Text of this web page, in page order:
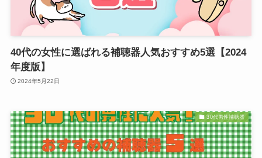
40代の女性に選ばれる補聴器人気おすすめ5選【2024
年度版】
2024年5月22日
30代男性補聴器